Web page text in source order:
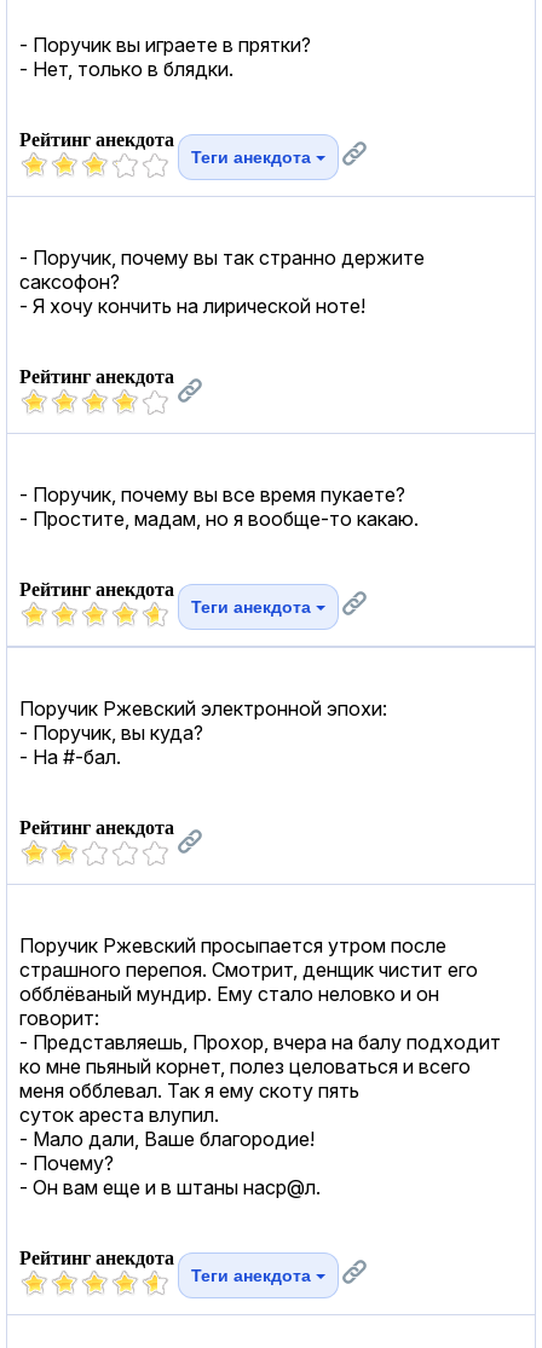
- Поручик вы играете в прятки?
- Нет, только в блядки.
Рейтинг анекдота
Теги анекдота
- Поpyчик, почемy вы так стpанно деpжите
саксофон?
- Я хочy кончить на лиpической ноте!
Рейтинг анекдота
- Поручик, почему вы все время пукаете?
- Простите, мадам, но я вообще-то какаю.
Рейтинг анекдота
Теги анекдота
Поручик Ржевский электронной эпохи:
- Поручик, вы куда?
- На #-бал.
Рейтинг анекдота
Поручик Ржевский просыпается утром после
страшного перепоя. Смотрит, денщик чистит его
обблёваный мундир. Ему стало неловко и он
говорит:
- Представляешь, Прохор, вчера на балу подходит
ко мне пьяный корнет, полез целоваться и всего
меня обблевал. Так я ему скоту пять
суток ареста влупил.
- Мало дали, Ваше благородие!
- Почему?
- Он вам еще и в штаны наср@л.
Рейтинг анекдота
Теги анекдота